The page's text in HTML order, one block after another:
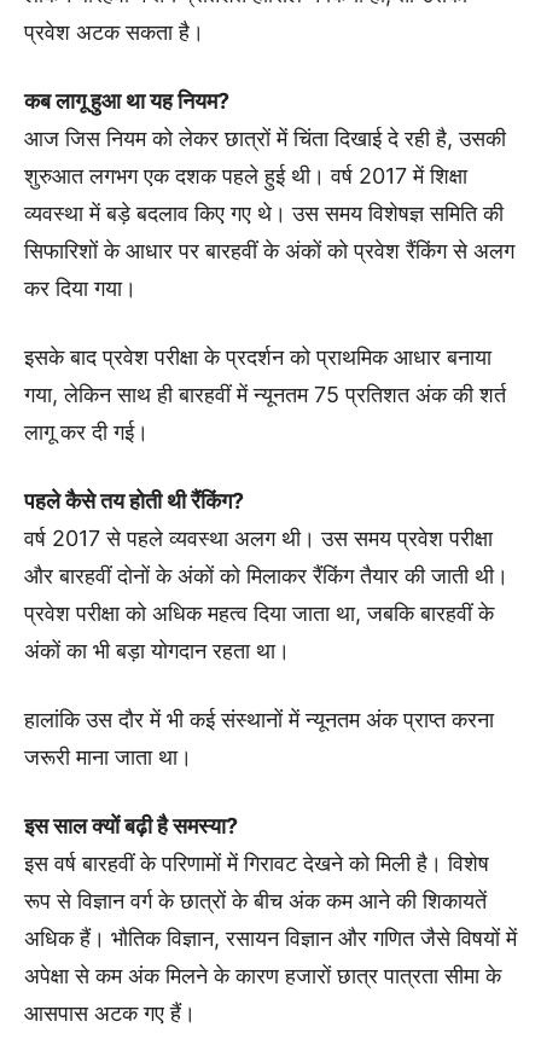
प्रवेश अटक सकता है।
कब लागू हुआ था यह नियम?
आज जिस नियम को लेकर छात्रों में चिंता दिखाई दे रही है, उसकी
शुरुआत लगभग एक दशक पहले हुई थी। वर्ष 2017 में शिक्षा
व्यवस्था में बड़े बदलाव किए गए थे। उस समय विशेषज्ञ समिति की
सिफारिशों के आधार पर बारहवीं के अंकों को प्रवेश रैंकिंग से अलग
कर दिया गया।
इसके बाद प्रवेश परीक्षा के प्रदर्शन को प्राथमिक आधार बनाया
गया, लेकिन साथ ही बारहवीं में न्यूनतम 75 प्रतिशत अंक की शर्त
लागू कर दी गई।
पहले कैसे तय होती थी रैंकिंग?
वर्ष 2017 से पहले व्यवस्था अलग थी। उस समय प्रवेश परीक्षा
और बारहवीं दोनों के अंकों को मिलाकर रैंकिंग तैयार की जाती थी।
प्रवेश परीक्षा को अधिक महत्व दिया जाता था, जबकि बारहवीं के
अंकों का भी बड़ा योगदान रहता था।
हालांकि उस दौर में भी कई संस्थानों में न्यूनतम अंक प्राप्त करना
जरूरी माना जाता था।
इस साल क्यों बढ़ी है समस्या?
इस वर्ष बारहवीं के परिणामों में गिरावट देखने को मिली है। विशेष
रूप से विज्ञान वर्ग के छात्रों के बीच अंक कम आने की शिकायतें
अधिक हैं। भौतिक विज्ञान, रसायन विज्ञान और गणित जैसे विषयों में
अपेक्षा से कम अंक मिलने के कारण हजारों छात्र पात्रता सीमा के
आसपास अटक गए हैं।